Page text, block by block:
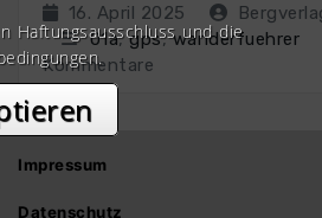
16. April 2025
01a,gps,wanderfuehrer
Kommentare
Impressum
Datenschutz
Haftungsausschluss und die